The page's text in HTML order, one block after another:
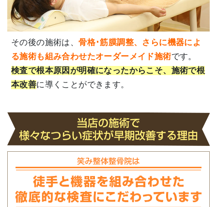
その後の施術は、骨格･筋膜調整、さらに機器によ
る施術も組み合わせたオーダーメイド施術です。
検査で根本原因が明確になったからこそ、施術で根
本改善に導くことができます。